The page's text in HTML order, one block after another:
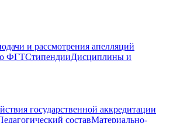
и рассмотрения апелляций
ФГТСтипендииДисциплины и
государственной аккредитации
составМатериально-